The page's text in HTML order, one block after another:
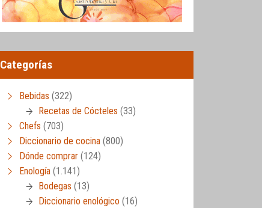
Categorías
Bebidas (322)
Recetas de Cócteles (33)
Chefs (703)
Diccionario de cocina (800)
Dónde comprar (124)
Enología (1.141)
Bodegas (13)
Diccionario enológico (16)